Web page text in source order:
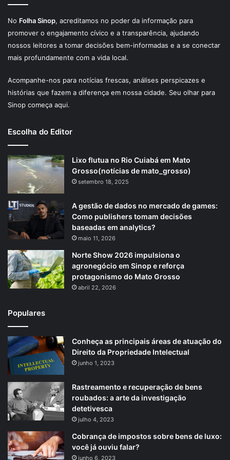
No Folha Sinop, acreditamos no poder da informação para
promover o engajamento cívico e a transparência, ajudando
nossos leitores a tomar decisões bem-informadas e a se conectar
mais profundamente com a vida local.
Acompanhe-nos para notícias frescas, análises perspicazes e
histórias que fazem a diferença em nossa cidade. Seu olhar para
Sinop começa aqui.
Escolha do Editor
Lixo flutua no Rio Cuiabá em Mato
Grosso(notícias de mato_grosso)
setembro 18, 2025
A gestão de dados no mercado de games:
Como publishers tomam decisões
baseadas em analytics?
maio 11, 2026
Norte Show 2026 impulsiona o
agronegócio em Sinop e reforça
protagonismo do Mato Grosso
abril 22, 2026
Populares
Conheça as principais áreas de atuação do
Direito da Propriedade Intelectual
junho 1, 2023
Rastreamento e recuperação de bens
roubados: a arte da investigação
detetivesca
julho 4, 2023
Cobrança de impostos sobre bens de luxo:
você já ouviu falar?
junho 6, 2023